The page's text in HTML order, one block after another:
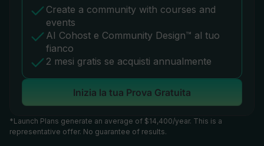
Create a community with courses and
events
AI Cohost e Community Design™ al tuo
fianco
2 mesi gratis se acquisti annualmente
Inizia la tua Prova Gratuita
*Launch Plans generate an average of $14,400/year. This is a
representative offer. No guarantee of results.